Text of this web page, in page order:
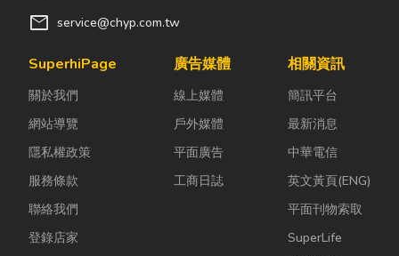
間： 精品包、
藏最怕潮濕，
好，發霉、
變...
生過程中，默
兼具美感、機
想生活空間...
關產品。 無論
關、安裝節能
燈具、處...
mail service@chyp.com.tw
SuperhiPage
關於我們
網站導覽
隱私權政策
服務條款
聯絡我們
登錄店家
廣告媒體
線上媒體
戶外媒體
平面廣告
工商日誌
相關資訊
簡訊平台
最新消息
中華電信
英文黃頁(ENG)
平面刊物索取
SuperLife